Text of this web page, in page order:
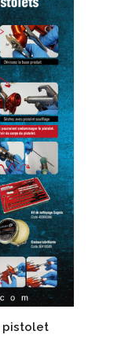
pistolet